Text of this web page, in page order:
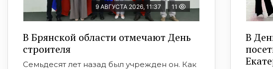
9 АВГУСТА 2026, 11:37 11
В Брянской области отмечают День
строителя
Семьдесят лет назад был учрежден он. Как
В